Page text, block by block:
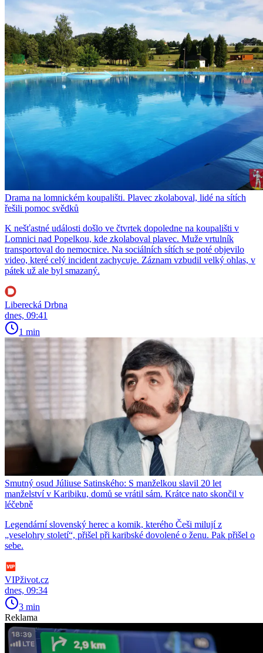
Drama na lomnickém koupališti. Plavec zkolaboval, lidé na sítích
řešili pomoc svědků
K nešťastné události došlo ve čtvrtek dopoledne na koupališti v
Lomnici nad Popelkou, kde zkolaboval plavec. Muže vrtulník
transportoval do nemocnice. Na sociálních sítích se poté objevilo
video, které celý incident zachycuje. Záznam vzbudil velký ohlas, v
pátek už ale byl smazaný.
Liberecká Drbna
dnes, 09:41
1 min
Smutný osud Júliuse Satinského: S manželkou slavil 20 let
manželství v Karibiku, domů se vrátil sám. Krátce nato skončil v
léčebně
Legendární slovenský herec a komik, kterého Češi milují z
„veselohry století“, přišel při karibské dovolené o ženu. Pak přišel o
sebe.
VIPživot.cz
dnes, 09:34
3 min
Reklama